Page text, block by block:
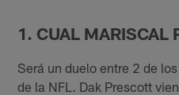
1. CUAL MARISCAL
Será un duelo entre 2 de
de la NFL. Dak Prescott